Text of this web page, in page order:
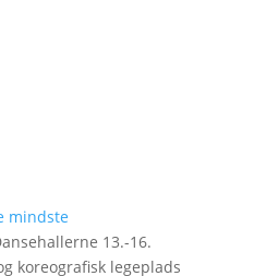
mindste
13.-16.
koreografisk legeplads